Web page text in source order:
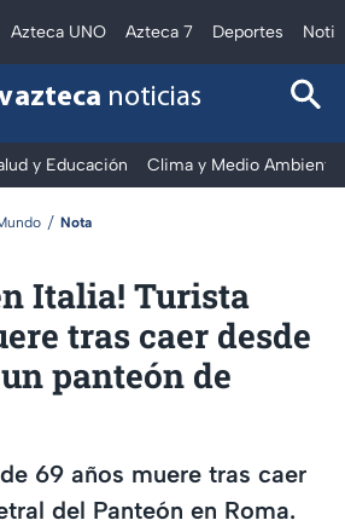
Azteca UNO Azteca 7 Deportes
azteca noticias
y Educación Clima y Medio Ambiente
Nota
Italia! Turista
tras caer desde
panteón de
69 años muere tras caer
del Panteón en Roma.